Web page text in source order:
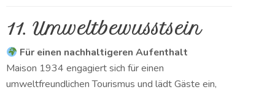
11. Umweltbewusstsein
Für einen nachhaltigeren Aufenthalt
Maison 1934 engagiert sich für einen
umweltfreundlichen Tourismus und lädt Gäste ein,